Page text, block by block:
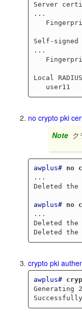
Server
...
Self-
...
Local
no crypto pki
Note ク
awplus#
no
...
Deleted
awplus#
no
...
Deleted
crypto pki
awplus#
Generating